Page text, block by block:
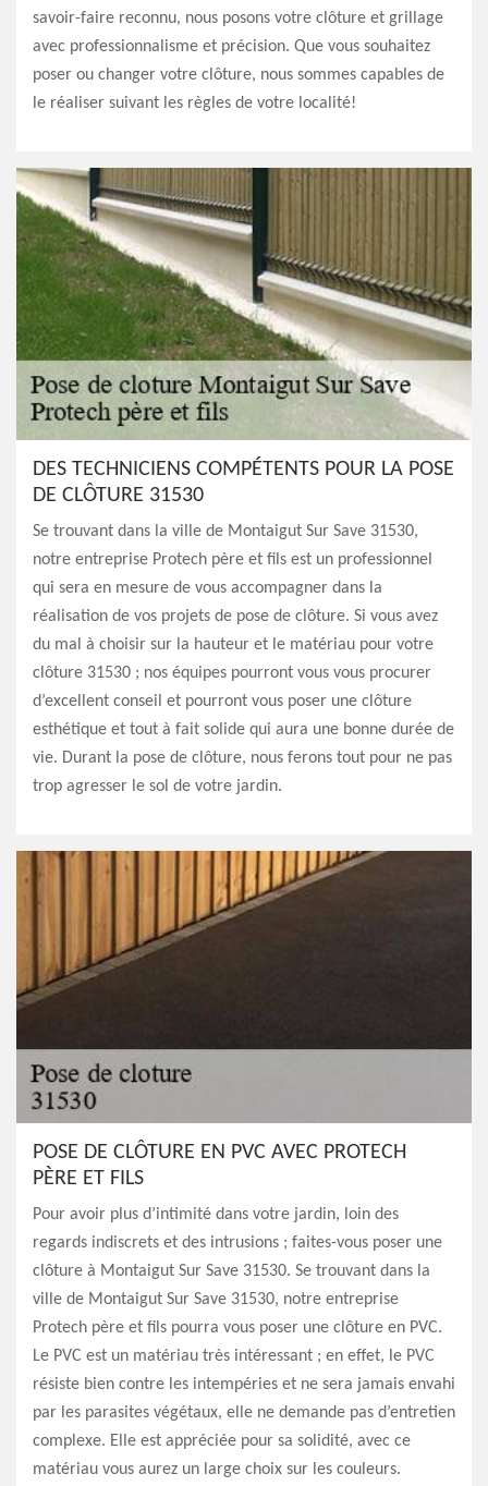
savoir-faire reconnu, nous posons votre clôture et grillage
avec professionnalisme et précision. Que vous souhaitez
poser ou changer votre clôture, nous sommes capables de
le réaliser suivant les règles de votre localité!
DES TECHNICIENS COMPÉTENTS POUR LA POSE
DE CLÔTURE 31530
Se trouvant dans la ville de Montaigut Sur Save 31530,
notre entreprise Protech père et fils est un professionnel
qui sera en mesure de vous accompagner dans la
réalisation de vos projets de pose de clôture. Si vous avez
du mal à choisir sur la hauteur et le matériau pour votre
clôture 31530 ; nos équipes pourront vous vous procurer
d’excellent conseil et pourront vous poser une clôture
esthétique et tout à fait solide qui aura une bonne durée de
vie. Durant la pose de clôture, nous ferons tout pour ne pas
trop agresser le sol de votre jardin.
POSE DE CLÔTURE EN PVC AVEC PROTECH
PÈRE ET FILS
Pour avoir plus d’intimité dans votre jardin, loin des
regards indiscrets et des intrusions ; faites-vous poser une
clôture à Montaigut Sur Save 31530. Se trouvant dans la
ville de Montaigut Sur Save 31530, notre entreprise
Protech père et fils pourra vous poser une clôture en PVC.
Le PVC est un matériau très intéressant ; en effet, le PVC
résiste bien contre les intempéries et ne sera jamais envahi
par les parasites végétaux, elle ne demande pas d’entretien
complexe. Elle est appréciée pour sa solidité, avec ce
matériau vous aurez un large choix sur les couleurs.